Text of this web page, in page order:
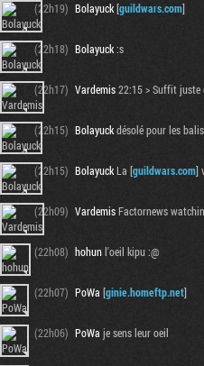
(22h19) Bolayuck[guildwars.com]
(22h18) Bolayuck:s
(22h17) Vardemis22:15 > Suffit juste
(22h15) Bolayuckdésolé pour les
(22h15) BolayuckLa [guildwars.com]
(22h09) VardemisFactornews
(22h08) hohunl'oeil kipu :@
(22h07) PoWa [ginie.homeftp.net]
(22h06) PoWa je sens leur oeil